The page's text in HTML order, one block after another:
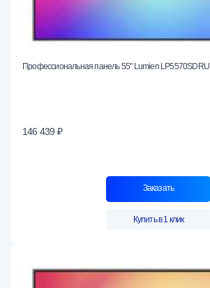
Профессиональная панель 55" Lumien LP5570SDRU
146 439 ₽
Заказать
Купить в 1 клик